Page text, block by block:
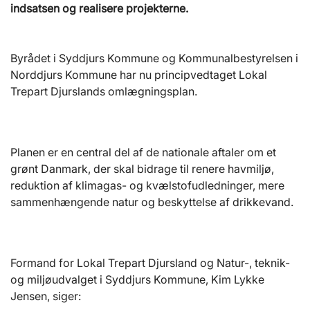
indsatsen og realisere projekterne.
Byrådet i Syddjurs Kommune og Kommunalbestyrelsen i
Norddjurs Kommune har nu principvedtaget Lokal
Trepart Djurslands omlægningsplan.
Planen er en central del af de nationale aftaler om et
grønt Danmark, der skal bidrage til renere havmiljø,
reduktion af klimagas- og kvælstofudledninger, mere
sammenhængende natur og beskyttelse af drikkevand.
Formand for Lokal Trepart Djursland og Natur-, teknik-
og miljøudvalget i Syddjurs Kommune, Kim Lykke
Jensen, siger: